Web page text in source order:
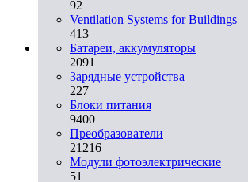
92
Ventilation Systems for Buildings
413
Батареи, аккумуляторы
2091
Зарядные устройства
227
Блоки питания
9400
Преобразователи
21216
Модули фотоэлектрические
51